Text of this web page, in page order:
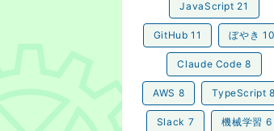
JavaScript 21
GitHub 11 ぼやき 10
Claude Code 8
AWS 8 TypeScript 8
Slack 7 機械学習 6